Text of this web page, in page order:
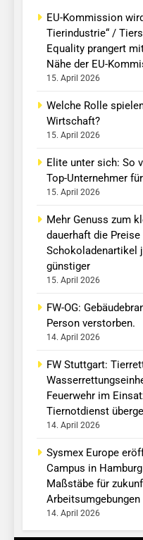
EU-Kommission
Tierindustrie“ /
Equality prangert
Nähe der EU-
15. April 2026
Welche Rolle
Wirtschaft?
15. April 2026
Elite unter sich: So
Top-Unternehmer
15. April 2026
Mehr Genuss zum
dauerhaft die
Schokoladenartikel
günstiger
15. April 2026
FW-OG:
Person verstorben.
14. April 2026
FW Stuttgart:
Feuerwehr im
Tiernotdienst
14. April 2026
Sysmex Europe
Campus in
Maßstäbe für
Arbeitsumgebungen
14. April 2026